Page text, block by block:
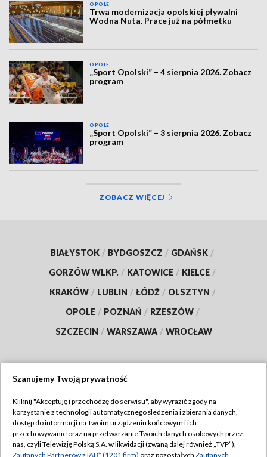
OPOLE
Trwa modernizacja opolskiej pływalni
Wodna Nuta. Prace już na półmetku
OPOLE
„Sport Opolski” – 4 sierpnia 2026. Zobacz
program
OPOLE
„Sport Opolski” – 3 sierpnia 2026. Zobacz
program
ZOBACZ WIĘCEJ
BIAŁYSTOK / BYDGOSZCZ / GDAŃSK /
GORZÓW WLKP. / KATOWICE / KIELCE /
KRAKÓW / LUBLIN / ŁÓDŹ / OLSZTYN /
OPOLE / POZNAŃ / RZESZÓW /
SZCZECIN / WARSZAWA / WROCŁAW
TVP
Abonament TVP
Emisja w TVP
Regulamin TVP
Szanujemy Twoją prywatność
Kliknij "Akceptuję i przechodzę do serwisu", aby wyrazić zgody na
korzystanie z technologii automatycznego śledzenia i zbierania danych,
dostęp do informacji na Twoim urządzeniu końcowym i ich
przechowywanie oraz na przetwarzanie Twoich danych osobowych przez
nas, czyli Telewizję Polską S.A. w likwidacji (zwaną dalej również „TVP”),
Zaufanych Partnerów z IAB* (1201 firm) oraz pozostałych Zaufanych